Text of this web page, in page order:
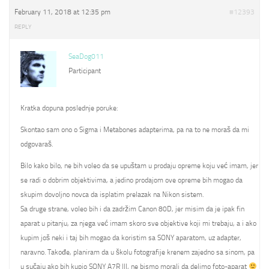
February 11, 2018 at 12:35 pm #12393
REPLY
SeaDog011
Participant
Kratka dopuna poslednje poruke:
Skontao sam ono o Sigma i Metabones adapterima, pa na to ne moraš da mi
odgovaraš.
Bilo kako bilo, ne bih voleo da se upuštam u prodaju opreme koju već imam, jer
se radi o dobrim objektivima, a jedino prodajom ove opreme bih mogao da
skupim dovoljno novca da isplatim prelazak na Nikon sistem.
Sa druge strane, voleo bih i da zadržim Canon 80D, jer misim da je ipak fin
aparat u pitanju, za njega već imam skoro sve objektive koji mi trebaju, a i ako
kupim još neki i taj bih mogao da koristim sa SONY aparatom, uz adapter,
naravno. Takođe, planiram da u školu fotografije krenem zajedno sa sinom, pa
u sučaju ako bih kupio SONY A7R III, ne bismo morali da delimo foto-aparat